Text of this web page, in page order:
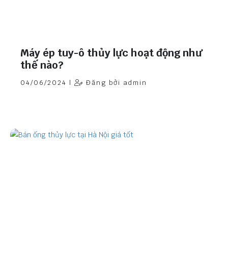
Máy ép tuy-ô thủy lực hoạt động như
thế nào?
04/06/2024 | Đăng bởi admin